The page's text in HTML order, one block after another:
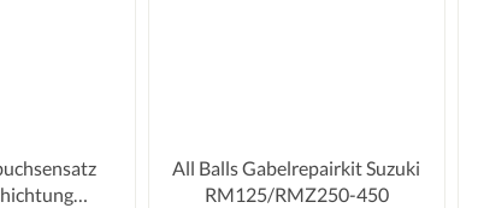
All Balls Gabelrepairkit Suzuki
RM125/RMZ250-450